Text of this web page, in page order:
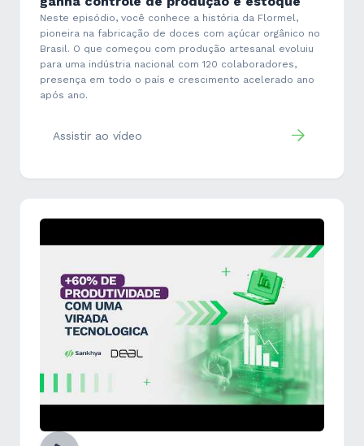
Neste episódio, você conhece a história da Flormel,
pioneira na fabricação de doces com açúcar orgânico no
Brasil. O que começou com produção artesanal evoluiu
para uma indústria nacional com 120 colaboradores,
presença em todo o país e crescimento acelerado ano
após ano.
Assistir ao vídeo